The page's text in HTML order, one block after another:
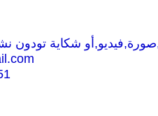
شكاية تودون